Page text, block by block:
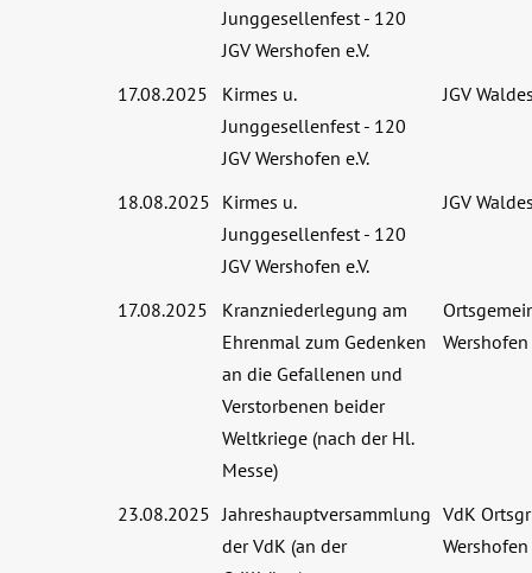
Junggesellenfest - 120
JGV Wershofen e.V.
17.08.2025
Kirmes u.
Junggesellenfest - 120
JGV Wershofen e.V.
JGV
18.08.2025 Kirmes u.
Junggesellenfest - 120
JGV Wershofen e.V.
JGV
17.08.2025
Kranzniederlegung am
Ehrenmal zum Gedenken
an die Gefallenen und
Verstorbenen beider
Weltkriege (nach der Hl.
Messe)
Wershofen
23.08.2025 Jahreshauptversammlung
der VdK (an der
VdK
Wershofen